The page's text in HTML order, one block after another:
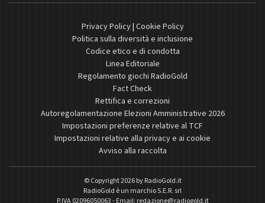
Privacy Policy| Cookie Policy
Politica sulla diversità e inclusione
Codice etico e di condotta
Linea Editoriale
Regolamento giochi RadioGold
Fact Check
Rettifica e correzioni
Autoregolamentazione Elezioni Amministrative 2026
Impostazioni preferenze relative al TCF
Impostazioni relative alla privacy e ai cookie
Avviso alla raccolta
© Copyright 2026 byRadioGold.it
RadioGold è un marchio S.E.R. srl
P.IVA 02096050063 - Email: redazione@radiogold.it